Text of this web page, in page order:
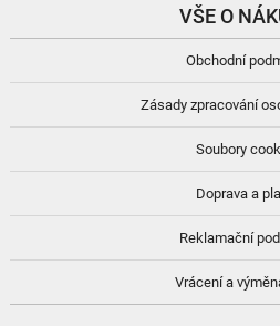
VŠE O
Obchodní
Zásady zpracování
Soubory
Doprava a
Reklamační
Vrácení a